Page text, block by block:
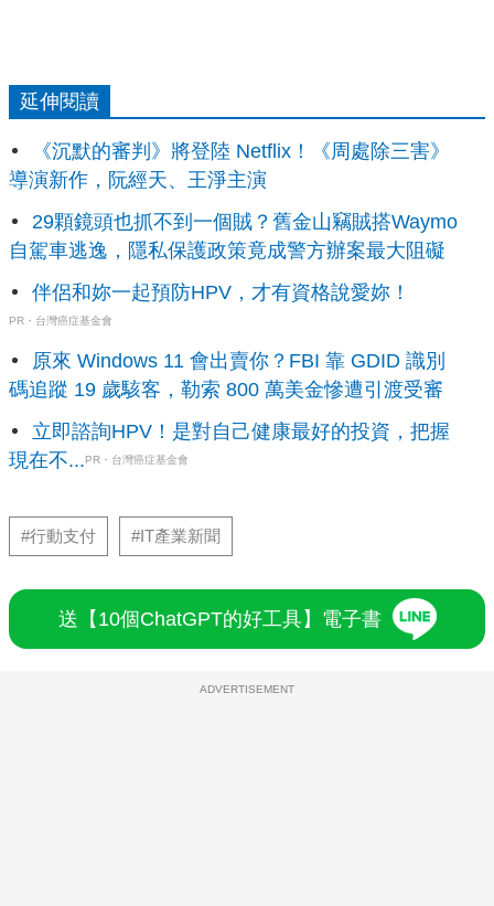
延伸閱讀
《沉默的審判》將登陸 Netflix！《周處除三害》
導演新作，阮經天、王淨主演
29顆鏡頭也抓不到一個賊？舊金山竊賊搭Waymo
自駕車逃逸，隱私保護政策竟成警方辦案最大阻礙
伴侶和妳一起預防HPV，才有資格說愛妳！
PR・台灣癌症基金會
原來 Windows 11 會出賣你？FBI 靠 GDID 識別
碼追蹤 19 歲駭客，勒索 800 萬美金慘遭引渡受審
立即諮詢HPV！是對自己健康最好的投資，把握
現在不... PR・台灣癌症基金會
#行動支付 #IT產業新聞
送【10個ChatGPT的好工具】電子書
ADVERTISEMENT